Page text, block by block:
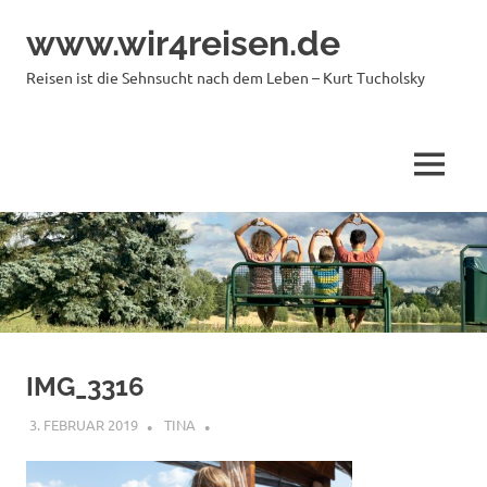
Inhaltwww.wir4reisen.de
Reisen ist die Sehnsucht nach dem Leben – Kurt Tucholsky
MENÜ
IMG_3316
3. FEBRUAR 2019 TINA